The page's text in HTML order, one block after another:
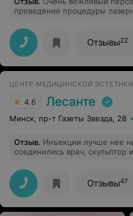
проведение процедуры
центре.Рекомендую
Отзывы22
ЦЕНТР МЕДИЦИНСКОЙ ЭСТЕТИКИ
4.6 Лесанте
Минск, пр-т Газеты Звезда, 28
Отзыв. Инъекции лучше нее
соединились врач, скульптор
Отзывы47